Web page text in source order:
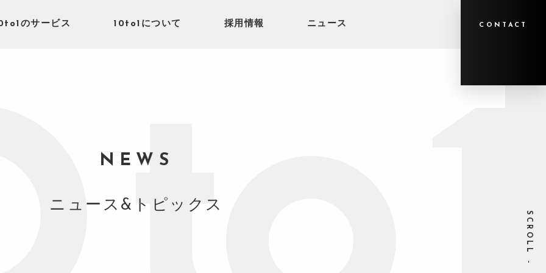
のサービス 10to1について 採用情報 ニュース CONTACT
NEWS
ニュース&トピックス
SCROLL